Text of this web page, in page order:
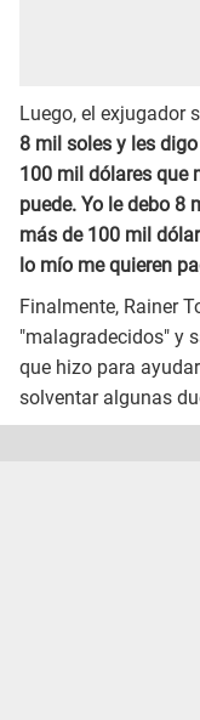
Luego, el exjugador
8 mil soles y les
100 mil dólares que
puede. Yo le debo 8
más de 100 mil
lo mío me quieren
Finalmente, Rainer
"malagradecidos" y
que hizo para
solventar algunas